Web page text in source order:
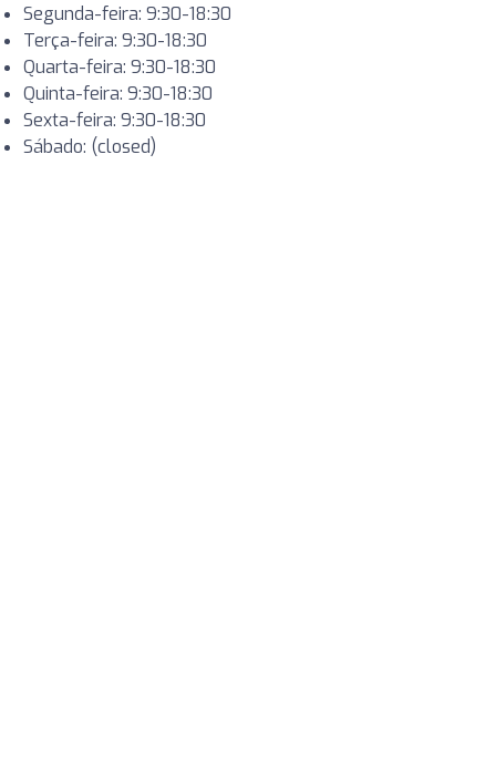
Segunda-feira: 9:30-18:30
Terça-feira: 9:30-18:30
Quarta-feira: 9:30-18:30
Quinta-feira: 9:30-18:30
Sexta-feira: 9:30-18:30
Sábado: (closed)